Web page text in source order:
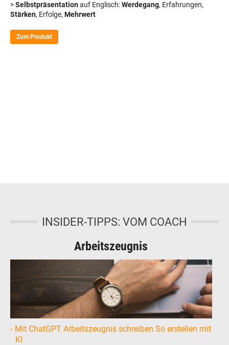
>Selbstpräsentationauf Englisch:Werdegang, Erfahrungen,
Stärken, Erfolge, Mehrwert
Zum Produkt
INSIDER-TIPPS: VOM COACH
Arbeitszeugnis
Mit ChatGPT Arbeitszeugnis schreiben So erstellen mit
KI